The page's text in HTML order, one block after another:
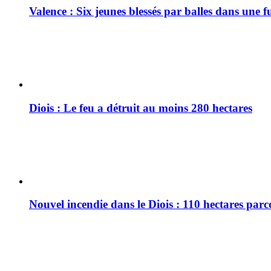
Valence : Six jeunes blessés par balles dans une
Diois : Le feu a détruit au moins 280 hectares
Nouvel incendie dans le Diois : 110 hectares